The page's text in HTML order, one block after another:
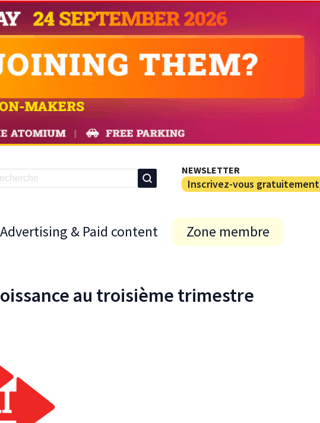
NEWSLETTER
Inscrivez-vous gratuitement
Advertising & Paid content Zone membre
au troisième trimestre